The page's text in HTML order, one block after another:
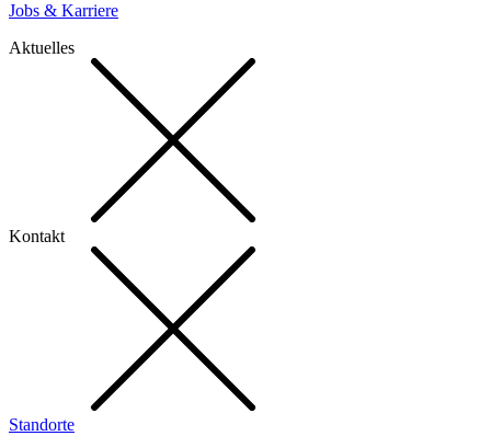
Jobs & Karriere
Aktuelles
Kontakt
Standorte